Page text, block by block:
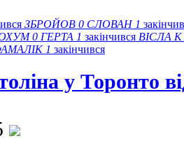
ЗБРОЙОВ 0 СЛОВАН 1
0 ГЕРТА 1 закінчився ВІСЛА K
1 закінчився
у Торонто